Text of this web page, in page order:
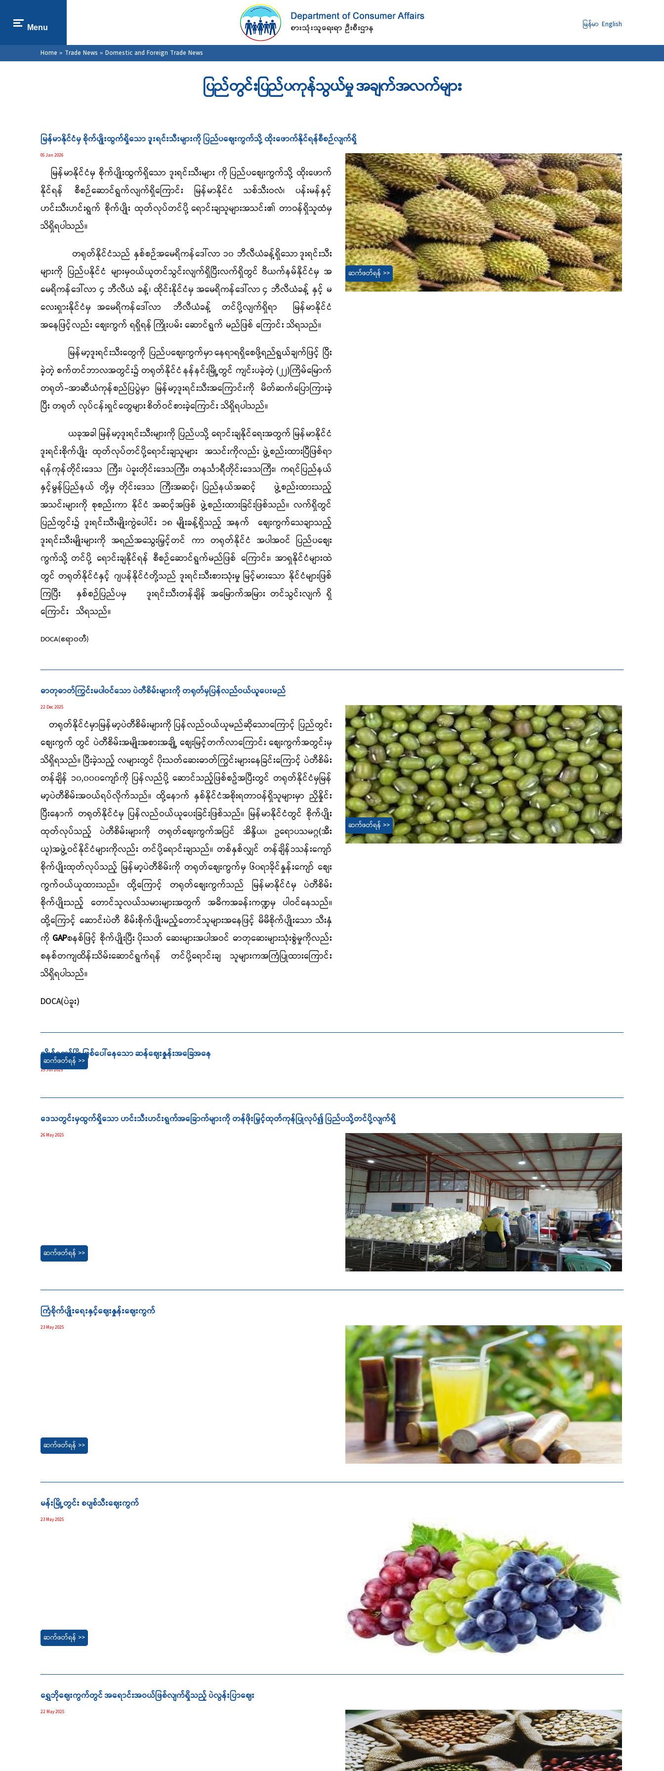
main
content
မြန်မာ English
Menu
You are here
Home » Trade News » Domestic and Foreign Trade News
ပြည်တွင်းပြည်ပကုန်သွယ်မှု အချက်အလက်များ
မြန်မာနိုင်ငံမှ စိုက်ပျိုးထွက်ရှိသော ဒူးရင်းသီးများကို ပြည်ပစျေးကွက်သို့ ထိုးဖောက်နိုင်ရန်စီစဉ်လျက်ရှိ
05 Jan 2026
မြန်မာနိုင်ငံမှ စိုက်ပျိုးထွက်ရှိသော ဒူးရင်းသီးများ ကို ပြည်ပစျေးကွက်သို့ ထိုးဖောက်
နိုင်ရန် စီစဉ်ဆောင်ရွက်လျက်ရှိကြောင်း မြန်မာနိုင်ငံ
သစ်သီးဝလံ၊ ပန်းမန်နှင့်
ဟင်းသီးဟင်းရွက် စိုက်ပျိုး ထုတ်လုပ်တင်ပို့ ရောင်းချသူများအသင်း၏ တာဝန်ရှိသူထံမှ
သိရှိရပါသည်။
တရုတ်နိုင်ငံသည် နှစ်စဉ်အမေရိကန်ဒေါ်လာ ၁၀ ဘီလီယံခန့်ရှိသောဒူးရင်းသီး
များကို ပြည်ပနိုင်ငံ များမှဝယ်ယူတင်သွင်းလျက်ရှိပြီးလက်ရှိတွင် ဗီယက်နမ်နိုင်ငံမှ အ
မေရိကန်ဒေါ်လာ ၄ ဘီလီယံ ခန့်၊ ထိုင်းနိုင်ငံမှ အမေရိကန်ဒေါ်လာ၄ ဘီလီယံခန့် နှင့် မ
လေးရှားနိုင်ငံမှ အမေရိကန်ဒေါ်လာ ဘီလီယံခန့်
တင်ပို့လျက်ရှိရာ
မြန်မာနိုင်ငံ
အနေဖြင့်လည်း စျေးကွက် ရရှိရန် ကြိုးပမ်း ဆောင်ရွက် မည်ဖြစ် ကြောင်း သိရသည်။
မြန်မာ့ဒူးရင်းသီးတွေကို ပြည်ပစျေးကွက်မှာနေရာရရှိစေဖို့ရည်ရွယ်ချက်ဖြင့် ပြီး
ခဲ့တဲ့ စက်တင်ဘာလအတွင်း၌ တရုတ်နိုင်ငံနန်နင်းမြို့တွင် ကျင်းပခဲ့တဲ့ (၂၂)ကြိမ်မြောက်
တရုတ်-အာဆီယံကုန်စည်ပြပွဲမှာ မြန်မာ့ဒူးရင်းသီးအကြောင်းကို မိတ်ဆက်ပြောကြားခဲ့
ပြီး တရုတ် လုပ်ငန်းရှင်တွေများစိတ်ဝင်စားခဲ့ကြောင်း သိရှိရပါသည်။
ယခုအခါ မြန်မာ့ဒူးရင်းသီးများကို ပြည်ပသို့ ရောင်းချနိုင်ရေးအတွက် မြန်မာနိုင်ငံ
ဒူးရင်းစိုက်ပျိုး ထုတ်လုပ်တင်ပို့ရောင်းချသူများ အသင်းကိုလည်း ဖွဲ့စည်းထားပြီဖြစ်ရာ
ရန်ကုန်တိုင်းဒေသ ကြီး၊ ပဲခူးတိုင်းဒေသကြီး၊ တနင်္သာရီတိုင်းဒေသကြီး၊ ကရင်ပြည်နယ်
နှင့်မွန်ပြည်နယ် တို့မှ တိုင်းဒေသ ကြီးအဆင့်၊ ပြည်နယ်အဆင့်
ဖွဲ့စည်းထားသည့်
အသင်းများကို စုစည်းကာ နိုင်ငံ အဆင့်အဖြစ် ဖွဲ့စည်းထားခြင်းဖြစ်သည်။ လက်ရှိတွင်
ပြည်တွင်း၌ ဒူးရင်းသီးမျိုးကွဲပေါင်း ၁၈ မျိုးခန့်ရှိသည့် အနက်
စျေးကွက်သေချာသည့်
ဒူးရင်းသီးမျိုးများကို အရည်အသွေးမြှင့်တင် ကာ တရုတ်နိုင်ငံ အပါအဝင် ပြည်ပစျေး
ကွက်သို့ တင်ပို့ ရောင်းချနိုင်ရန် စီစဉ်ဆောင်ရွက်မည်ဖြစ် ကြောင်း၊ အာရှနိုင်ငံများထဲ
တွင် တရုတ်နိုင်ငံနှင့် ဂျပန်နိုင်ငံတို့သည် ဒူးရင်းသီးစားသုံးမှု မြင့်မားသော နိုင်ငံများဖြစ်
ကြပြီး
နှစ်စဉ်ပြည်ပမှ
ဒူးရင်းသီးတန်ချိန် အမြောက်အမြား တင်သွင်းလျက် ရှိ
ကြောင်း သိရသည်။
DOCA(ဧရာဝတီ)
ဆက်ဖတ်ရန် >>
ဓာတုဓာတ်ကြွင်းမပါဝင်သော ပဲတီစိမ်းများကို တရုတ်မှပြန်လည်ဝယ်ယူပေးမည်
22 Dec 2025
တရုတ်နိုင်ငံမှာမြန်မာ့ပဲတီစိမ်းများကို ပြန်လည်ဝယ်ယူမည်ဆိုသောကြောင့် ပြည်တွင်း
စျေးကွက် တွင် ပဲတီစိမ်းအမျိုးအစားအချို့ စျေးမြင့်တက်လာကြောင်း စျေးကွက်အတွင်းမှ
သိရှိရသည်။ ပြီးခဲ့သည့် လများတွင် ပိုးသတ်ဆေးဓာတ်ကြွင်းများနေခြင်းကြောင့် ပဲတီစိမ်း
တန်ချိန် ၁၀,၀၀၀ကျော်ကို ပြန်လည်ပို့ ဆောင်သည့်ဖြစ်စဥ်အပြီးတွင် တရုတ်နိုင်ငံမှမြန်
မာ့ပဲတီစိမ်းအဝယ်ရပ်လိုက်သည်။ ထို့နောက် နှစ်နိုင်ငံအစိုးရတာဝန်ရှိသူများမှာ ညှိနှိုင်း
ပြီးနောက် တရုတ်နိုင်ငံမှ ပြန်လည်ဝယ်ယူပေးခြင်းဖြစ်သည်။ မြန်မာနိုင်ငံတွင် စိုက်ပျိုး
ထုတ်လုပ်သည့် ပဲတီစိမ်းများကို တရုတ်စျေးကွက်အပြင် အိန္ဒိယ၊ ဥရောပသမဂ္ဂ(အီး
ယူ)အဖွဲ့ဝင်နိုင်ငံများကိုလည်း တင်ပို့ရောင်းချသည်။ တစ်နှစ်လျှင် တန်ချိန်၁သန်းကျော်
စိုက်ပျိုးထုတ်လုပ်သည့် မြန်မာ့ပဲတီစိမ်းကို တရုတ်စျေးကွက်မှ ၆၀ရာခိုင်နှုန်းကျော် စျေး
ကွက်ဝယ်ယူထားသည်။ ထို့ကြောင့် တရုတ်စျေးကွက်သည် မြန်မာနိုင်ငံမှ ပဲတီစိမ်း
စိုက်ပျိုးသည့် တောင်သူလယ်သမားများအတွက် အဓိကအခန်းကဏ္ဍမှ ပါဝင်နေသည်။
ထို့ကြောင့် ‌‌ဆောင်းပဲတီ စိမ်းစိုက်ပျိုးမည့်တောင်သူများအနေဖြင့် မိမိစိုက်ပျိုးသော သီးနှံ
ကို GAPစနစ်ဖြင့် စိုက်ပျိုးပြီး ပိုးသတ် ဆေးများအပါအဝင် ဓာတုဆေးများသုံးစွဲမှုကိုလည်း
စနစ်တကျထိန်းသိမ်းဆောင်ရွက်ရန် တင်ပို့ရောင်းချ သူများကအကြံပြုထားကြောင်း
သိရှိရပါသည်။
DOCA(ပဲခူး)
ဆက်ဖတ်ရန် >>
လွိုင်ကော်မြို့ဖြစ်ပေါ်နေသော ဆန်ဈေးနှုန်းအခြေအနေ
15 Jul 2025
ဆက်ဖတ်ရန် >>
ဒေသတွင်းမှထွက်ရှိသော ဟင်းသီးဟင်းရွက်အခြောက်များကို တန်ဖိုးမြှင့်ထုတ်ကုန်ပြုလုပ်၍ ပြည်ပသို့တင်ပို့လျက်ရှိ
26 May 2025
ဆက်ဖတ်ရန် >>
ကြံစိုက်ပျိုးရေးနှင့်ဈေးနှုန်းဈေးကွက်
23 May 2025
ဆက်ဖတ်ရန် >>
မန်းမြို့တွင်း စပျစ်သီးဈေးကွက်
23 May 2025
ဆက်ဖတ်ရန် >>
ရွှေဘိုဈေးကွက်တွင် အရောင်းအဝယ်ဖြစ်လျက်ရှိသည့် ပဲလွန်းပြာဈေး
22 May 2025
Pages